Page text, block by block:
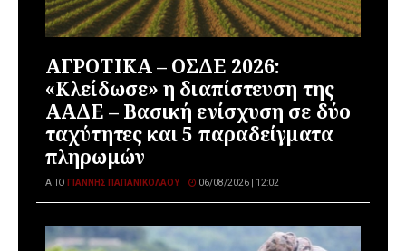
ΑΓΡΟΤΙΚΑ – ΟΣΔΕ 2026:
«Κλείδωσε» η διαπίστευση της
ΑΑΔΕ – Βασική ενίσχυση σε δύο
ταχύτητες και 5 παραδείγματα
πληρωμών
ΑΠΌ ΓΙΆΝΝΗΣ ΠΑΠΑΝΙΚΟΛΆΟΥ 06/08/2026 | 12:02